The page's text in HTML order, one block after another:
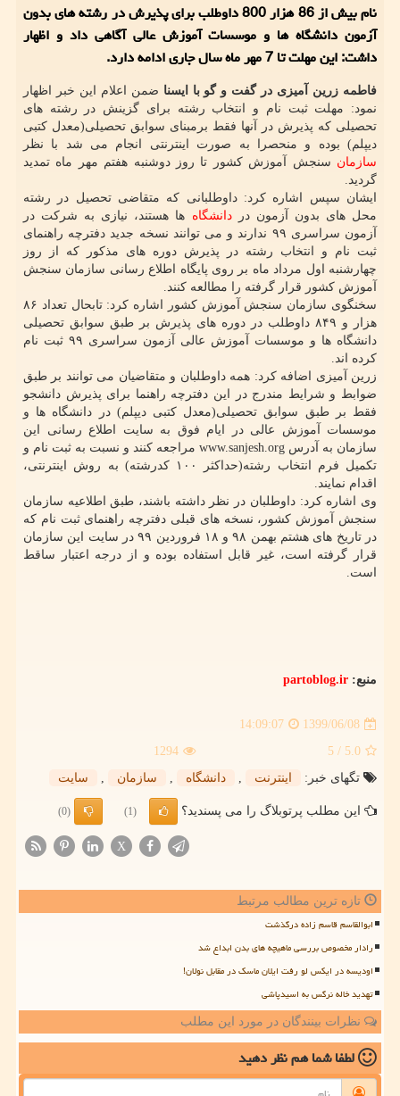
نام بیش از 86 هزار 800 داوطلب برای پذیرش در رشته های بدون
آزمون دانشگاه ها و موسسات آموزش عالی آگاهی داد و اظهار
داشت: این مهلت تا 7 مهر ماه سال جاری ادامه دارد.
فاطمه زرین آمیزی در گفت و گو با ایسنا ضمن اعلام این خبر اظهار
نمود: مهلت ثبت نام و انتخاب رشته برای گزینش در رشته های
تحصیلی که پذیرش در آنها فقط برمبنای سوابق تحصیلی(معدل کتبی
دیپلم) بوده و منحصرا به صورت اینترنتی انجام می شد با نظر
سازمان سنجش آموزش کشور تا روز دوشنبه هفتم مهر ماه تمدید
گردید.
ایشان سپس اشاره کرد: داوطلبانی که متقاضی تحصیل در رشته
محل های بدون آزمون دردانشگاه ها هستند، نیازی به شرکت در
آزمون سراسری ۹۹ ندارند و می توانند نسخه جدید دفترچه راهنمای
ثبت نام و انتخاب رشته در پذیرش دوره های مذکور که از روز
چهارشنبه اول مرداد ماه بر روی پایگاه اطلاع رسانی سازمان سنجش
آموزش کشور قرار گرفته را مطالعه کنند.
سخنگوی سازمان سنجش آموزش کشور اشاره کرد: تابحال تعداد ۸۶
هزار و ۸۴۹ داوطلب در دوره های پذیرش بر طبق سوابق تحصیلی
دانشگاه ها و موسسات آموزش عالی آزمون سراسری ۹۹ ثبت نام
کرده اند.
زرین آمیزی اضافه کرد: همه داوطلبان و متقاضیان می توانند بر طبق
ضوابط و شرایط مندرج در این دفترچه راهنما برای پذیرش دانشجو
فقط بر طبق سوابق تحصیلی(معدل کتبی دیپلم) در دانشگاه ها و
موسسات آموزش عالی در ایام فوق به سایت اطلاع رسانی این
سازمان به آدرس www.sanjesh.org مراجعه کنند و نسبت به ثبت نام و
تکمیل فرم انتخاب رشته(حداکثر ۱۰۰ کدرشته) به روش اینترنتی،
اقدام نمایند.
وی اشاره کرد: داوطلبان در نظر داشته باشند، طبق اطلاعیه سازمان
سنجش آموزش کشور، نسخه های قبلی دفترچه راهنمای ثبت نام که
در تاریخ های هشتم بهمن ۹۸ و ۱۸ فروردین ۹۹ در سایت این سازمان
قرار گرفته است، غیر قابل استفاده بوده و از درجه اعتبار ساقط
است.
منبع: partoblog.ir
1399/06/08
14:09:07
5.0
/ 5
1294
تگهای خبر:
اینترنت , دانشگاه , سازمان , سایت
این مطلب پرتوبلاگ را می پسندید؟ (1)
(0)
X
تازه ترین مطالب مرتبط
ابوالقاسم قاسم زاده درگذشت
رادار مخصوص بررسی ماهیچه های بدن ابداع شد
اودیسه در ایکس لو رفت ایلان ماسک در مقابل نولان!
تهدید خاله نرگس به اسیدپاشی
نظرات بینندگان در مورد این مطلب
لطفا شما همنظر دهید